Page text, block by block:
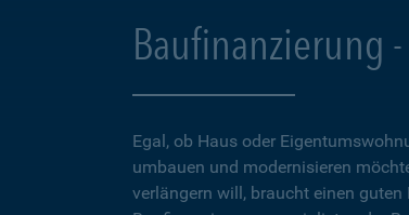
Baufinanzierung
Egal, ob Haus oder
umbauen und modernisieren
verlängern will, braucht einen guten